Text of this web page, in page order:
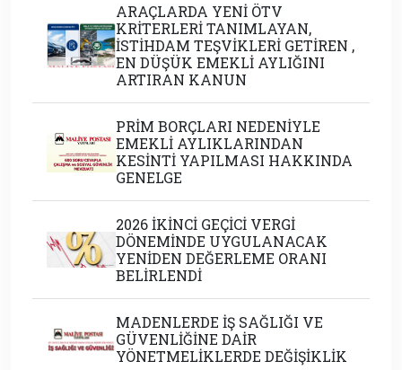
ARAÇLARDA YENİ ÖTV
KRİTERLERİ TANIMLAYAN,
İSTİHDAM TEŞVİKLERİ GETİREN ,
EN DÜŞÜK EMEKLİ AYLIĞINI
ARTIRAN KANUN
PRİM BORÇLARI NEDENİYLE
EMEKLİ AYLIKLARINDAN
KESİNTİ YAPILMASI HAKKINDA
GENELGE
2026 İKİNCİ GEÇİCİ VERGİ
DÖNEMİNDE UYGULANACAK
YENİDEN DEĞERLEME ORANI
BELİRLENDİ
MADENLERDE İŞ SAĞLIĞI VE
GÜVENLİĞİNE DAİR
YÖNETMELİKLERDE DEĞİŞİKLİK